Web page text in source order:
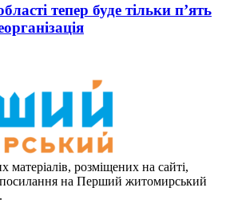
тепер буде тільки п’ять
матеріалів, розміщених на сайті,
посилання на Перший житомирський